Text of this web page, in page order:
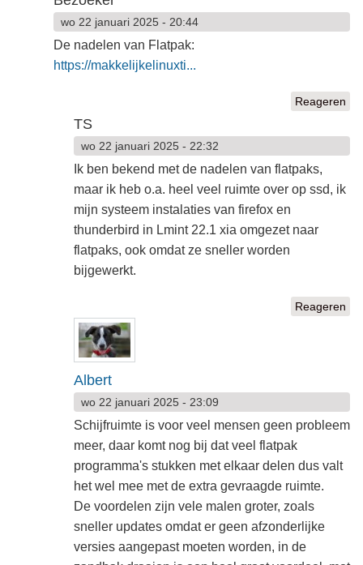
wo 22 januari 2025 - 20:44
De nadelen van Flatpak:
https://makkelijkelinuxti...
Reageren
TS
wo 22 januari 2025 - 22:32
Ik ben bekend met de nadelen van flatpaks,
maar ik heb o.a. heel veel ruimte over op ssd, ik
mijn systeem instalaties van firefox en
thunderbird in Lmint 22.1 xia omgezet naar
flatpaks, ook omdat ze sneller worden
bijgewerkt.
Reageren
Albert
wo 22 januari 2025 - 23:09
Schijfruimte is voor veel mensen geen probleem
meer, daar komt nog bij dat veel flatpak
programma's stukken met elkaar delen dus valt
het wel mee met de extra gevraagde ruimte.
De voordelen zijn vele malen groter, zoals
sneller updates omdat er geen afzonderlijke
versies aangepast moeten worden, in de